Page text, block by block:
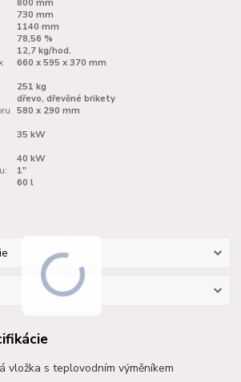
800 mm
730 mm
1140 mm
78,56 %
12,7 kg/hod.
660 х 595 х 370 mm
251 kg
dřevo, dřevěné brikety
580 x 290 mm
35 kW
40 kW
1"
60 l
vložka s teplovodním výměníkem